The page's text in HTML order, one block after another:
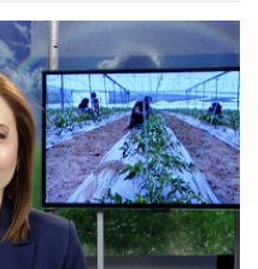
gündemini izleyici ile